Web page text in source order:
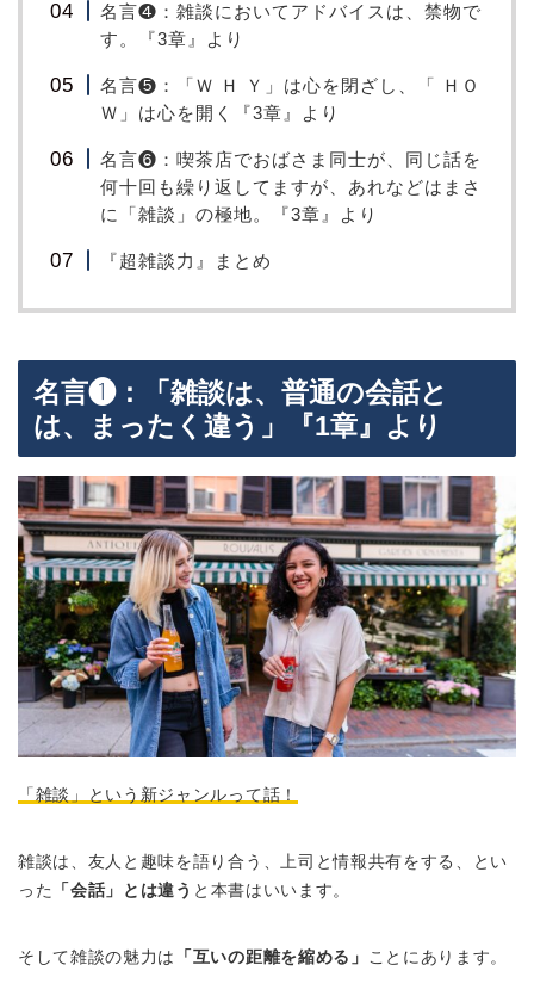
名言❹：雑談においてアドバイスは、禁物で
す。『3章』より
名言❺：「Ｗ Ｈ Ｙ」は心を閉ざし、「 ＨＯ
Ｗ」は心を開く『3章』より
名言❻：喫茶店でおばさま同士が、同じ話を
何十回も繰り返してますが、あれなどはまさ
に「雑談」の極地。『3章』より
『超雑談力』まとめ
名言❶：「雑談は、普通の会話と
は、まったく違う」『1章』より
「雑談」という新ジャンルって話！
雑談は、友人と趣味を語り合う、上司と情報共有をする、とい
った
「会話」とは違う と本書はいいます。
そして雑談の魅力は 「互いの距離を縮める」 ことにあります。